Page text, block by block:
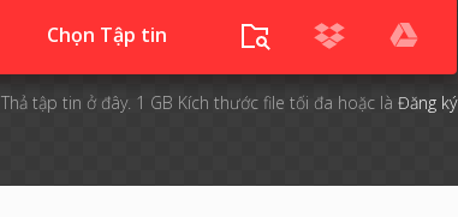
Chọn Tập tin
Thả tập tin ở đây. 1 GB Kích thước file tối đa hoặc là Đăng ký